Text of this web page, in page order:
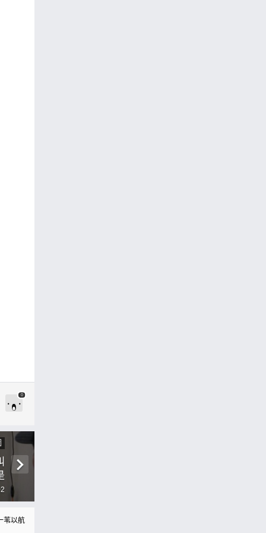
0
苇以航